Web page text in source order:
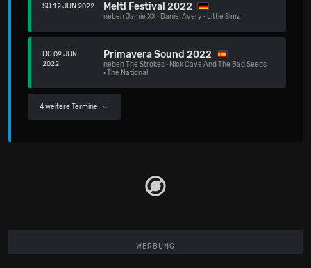
SO 12 JUN 2022 Melt! Festival 2022
nebenJamie XX· Daniel Avery · Little Simz
DO 09 JUN
2022
Primavera Sound 2022
nebenThe Strokes· Nick Cave And The Bad Seeds
·The National
4 weitere Termine
WERBUNG